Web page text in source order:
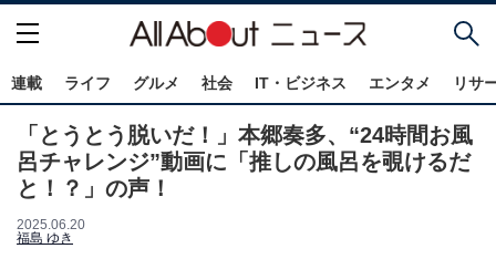
連載 ライフ グルメ 社会 IT・ビジネス エンタメ リサ
「とうとう脱いだ！」本郷奏多、“24時間お風
呂チャレンジ”動画に「推しの風呂を覗けるだ
と！？」の声！
2025.06.20
福島 ゆき